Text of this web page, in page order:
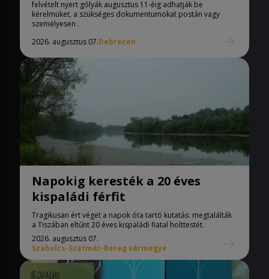
felvételt nyert gólyák augusztus 11-éig adhatják be
kérelmüket, a szükséges dokumentumokat postán vagy
személyesen .
2026. augusztus 07.Debrecen
Napokig keresték a 20 éves
kispaládi férfit
Tragikusan ért véget a napok óta tartó kutatás: megtalálták
a Tiszában eltűnt 20 éves kispaládi fiatal holttestét.
2026. augusztus 07.
Szabolcs-Szatmár-Bereg vármegye